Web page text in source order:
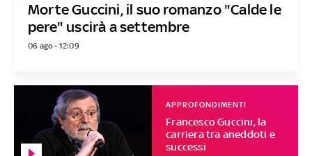
Morte Guccini, il suo romanzo "Calde le
pere" uscirà a settembre
06 ago - 12:09
Francesco Guccini, la
carriera tra aneddoti e
successi
APPROFONDIMENTI